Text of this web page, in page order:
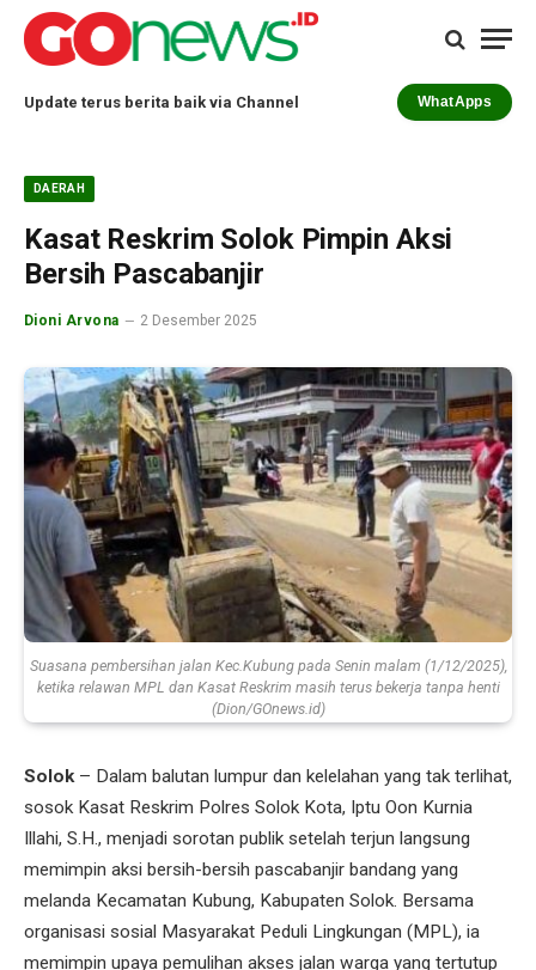
Update terus berita baik via Channel WhatApps
DAERAH
Kasat Reskrim Solok Pimpin Aksi
Bersih Pascabanjir
Dioni Arvona 2 Desember 2025
Suasana pembersihan jalan Kec.Kubung pada Senin malam (1/12/2025),
ketika relawan MPL dan Kasat Reskrim masih terus bekerja tanpa henti
(Dion/GOnews.id)
Solok– Dalam balutan lumpur dan kelelahan yang tak terlihat,
sosok Kasat Reskrim Polres Solok Kota, Iptu Oon Kurnia
Illahi, S.H., menjadi sorotan publik setelah terjun langsung
memimpin aksi bersih-bersih pascabanjir bandang yang
melanda Kecamatan Kubung, Kabupaten Solok. Bersama
organisasi sosial Masyarakat Peduli Lingkungan (MPL), ia
memimpin upaya pemulihan akses jalan warga yang tertutup